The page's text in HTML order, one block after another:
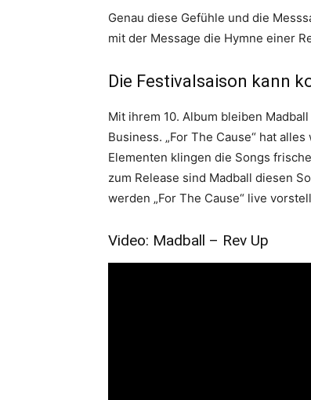
Genau diese Gefühle und die
mit der Message die Hymne einer
Die Festivalsaison kann
Mit ihrem 10. Album bleiben
Business. „For The Cause“ hat
Elementen klingen die Songs
zum Release sind Madball diesen
werden „For The Cause“ live
Video: Madball – Rev Up